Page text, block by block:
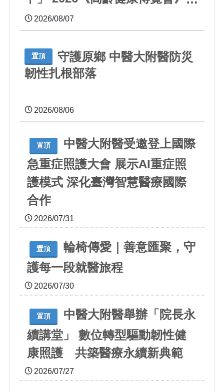
大醫療主題展區 首創一站式疾
病全人照護
2026/08/07
置頂
守護原鄉 中醫大附醫防災
韌性扎根部落
2026/08/06
置頂
中醫大附醫受邀登上國際
急重症照護大會 展示AI重症照
護模式 深化臺灣智慧醫療國際
合作
2026/07/31
置頂
輪椅傳愛｜善意匯聚，守
護每一段就醫旅程
2026/07/30
置頂
中醫大附醫舉辦「院長永
續講堂」 數位轉型驅動韌性健
康照護 共築醫療永續新典範
2026/07/27